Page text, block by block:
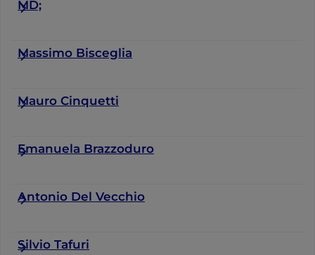
MD;
Massimo Bisceglia
Mauro Cinquetti
Emanuela Brazzoduro
Antonio Del Vecchio
Silvio Tafuri